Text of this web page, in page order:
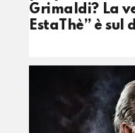
Grimaldi? La
EstaThè” è